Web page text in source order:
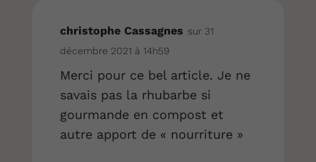
christophe Cassagnes sur 31
décembre 2021 à 14h59
Merci pour ce bel article. Je ne
savais pas la rhubarbe si
gourmande en compost et
autre apport de « nourriture »